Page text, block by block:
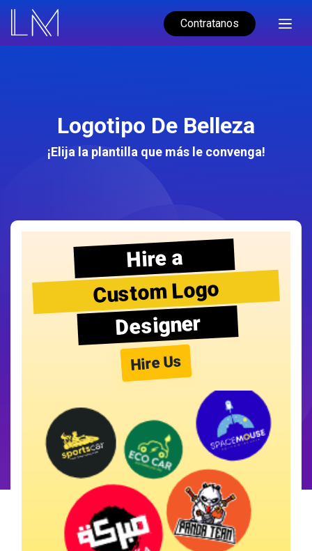
Contratanos
Logotipo De Belleza
¡Elija la plantilla que más le convenga!
Hire a
Custom Logo
Designer
Hire Us